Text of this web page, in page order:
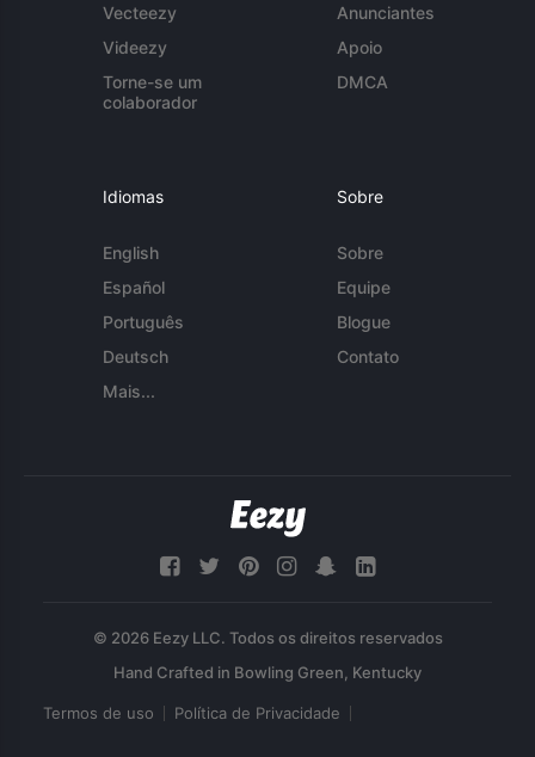
Vecteezy
Videezy
Torne-se um
colaborador
Anunciantes
Apoio
DMCA
Idiomas
English
Español
Português
Deutsch
Mais...
Sobre
Sobre
Equipe
Blogue
Contato
© 2026 Eezy LLC. Todos os direitos reservados
Termos de uso Política de Privacidade